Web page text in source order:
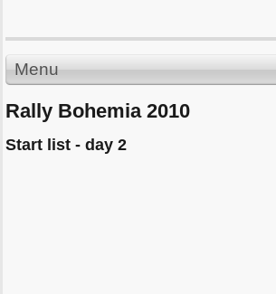
Menu
Rally Bohemia 2010
Start list - day 2